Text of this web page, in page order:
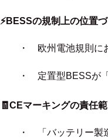
⚡BESSの規制上の位置
・ 欧州電池規則にお
・ 定置型BESSが「
🧾CEマーキングの責任
・ 「バッテリー製造